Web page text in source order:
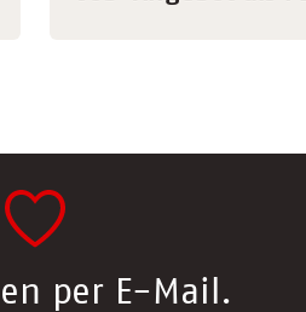
per E-Mail.